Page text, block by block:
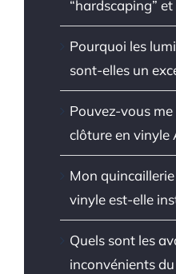
“hardscaping”
Pourquoi les
sont-elles un
Pouvez-vous
clôture en vinyle
Mon
vinyle est-elle
Quels sont les
inconvénients